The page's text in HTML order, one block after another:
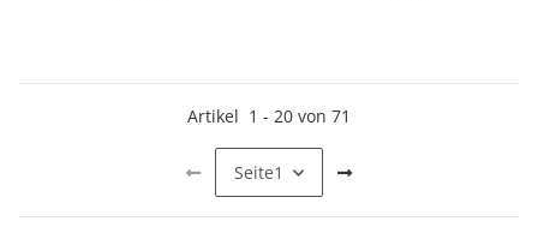
Artikel 1 - 20 von 71
Seite1